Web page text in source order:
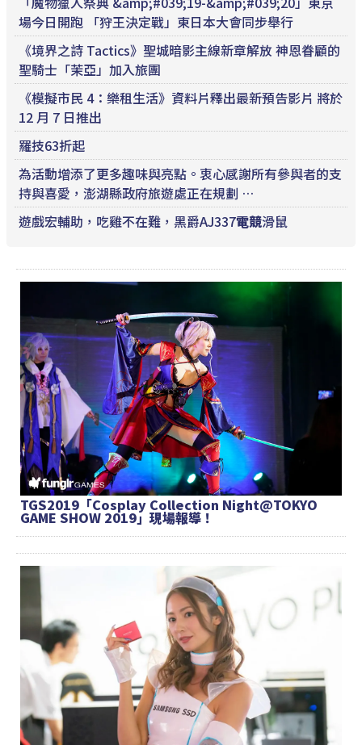
場今日開跑 「狩王決定戰」東日本大會同步舉行
《境界之詩 Tactics》聖城暗影主線新章解放 神恩眷顧的
聖騎士「茉亞」加入旅團
《模擬市民 4：樂租生活》資料片釋出最新預告影片 將於
12 月 7 日推出
羅技63折起
為活動增添了更多趣味與亮點。衷心感謝所有參與者的支
持與喜愛，澎湖縣政府旅遊處正在規劃 …
遊戲宏輔助，吃雞不在難，黑爵AJ337電競滑鼠
TGS2019「Cosplay Collection Night@TOKYO
GAME SHOW 2019」現場報導！